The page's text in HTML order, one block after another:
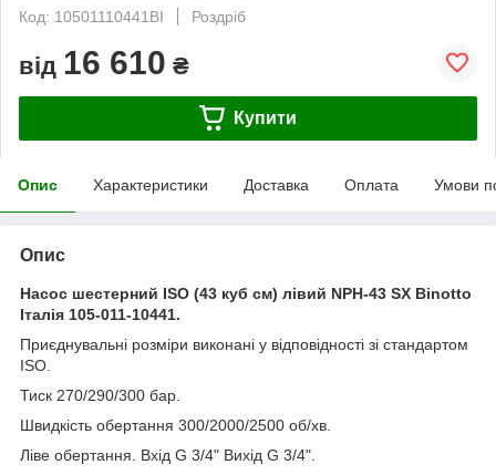
Код: 10501110441BI
Роздріб
від 16 610 ₴
Купити
Опис Характеристики Доставка Оплата Умови
Опис
Насос шестерний ISO (43 куб см) лівий NPH-43 SX Binotto
Італія 105-011-10441.
Приєднувальні розміри виконані у відповідності зі стандартом
ISO.
Тиск 270/290/300 бар.
Швидкість обертання 300/2000/2500 об/хв.
Ліве обертання. Вхід G 3/4" Вихід G 3/4".